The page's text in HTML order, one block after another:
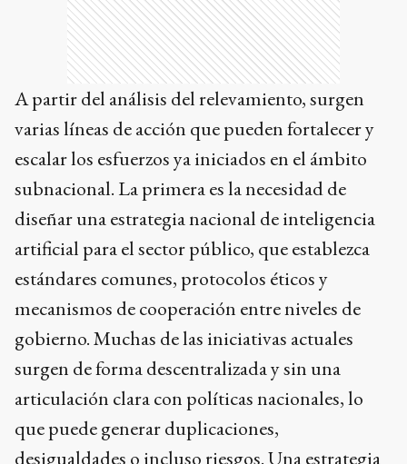
A partir del análisis del relevamiento, surgen
varias líneas de acción que pueden fortalecer y
escalar los esfuerzos ya iniciados en el ámbito
subnacional. La primera es la necesidad de
diseñar una estrategia nacional de inteligencia
artificial para el sector público, que establezca
estándares comunes, protocolos éticos y
mecanismos de cooperación entre niveles de
gobierno. Muchas de las iniciativas actuales
surgen de forma descentralizada y sin una
articulación clara con políticas nacionales, lo
que puede generar duplicaciones,
desigualdades o incluso riesgos. Una estrategia